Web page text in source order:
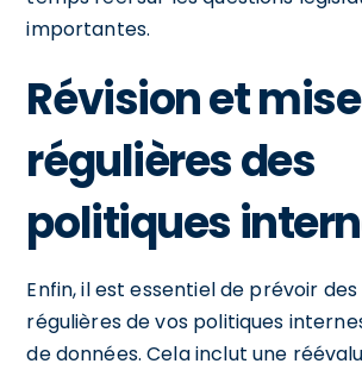
importantes.
Révision et
régulières des
politiques
Enfin, il est essentiel de prévoir
régulières de vos politiques
de données. Cela inclut une